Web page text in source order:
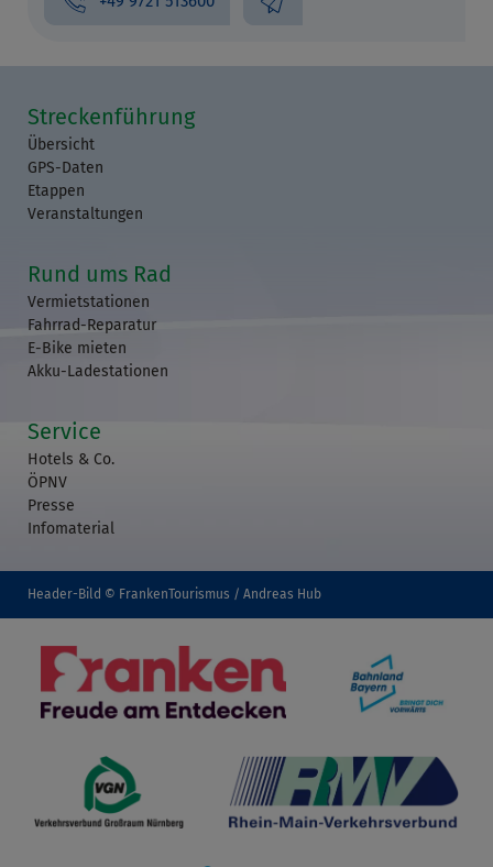
Streckenführung
Übersicht
GPS-Daten
Etappen
Veranstaltungen
Rund ums Rad
Vermietstationen
Fahrrad-Reparatur
E-Bike mieten
Akku-Ladestationen
Service
Hotels & Co.
ÖPNV
Presse
Infomaterial
Header-Bild © FrankenTourismus / Andreas Hub